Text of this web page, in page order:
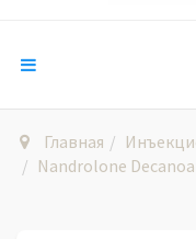
Главная
Nandrolone